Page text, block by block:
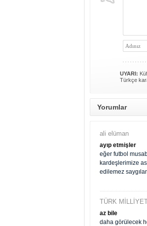
UYARI:
Türkçe
Yorumlar
ali elüman
ayıp etmişler
eğer futbol
kardeşlerimize
edilemez
TÜRK
az bile
daha görülecek